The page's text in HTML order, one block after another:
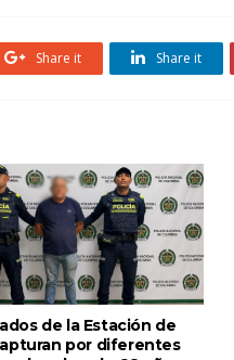
Share it Share it
de la Estación de
por diferentes